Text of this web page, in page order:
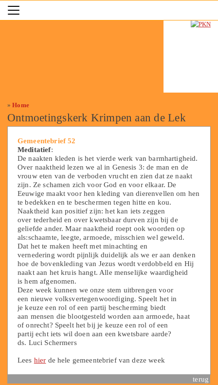
»Home
Ontmoetingskerk Krimpen aan de Lek
Gemeentebrief 52
Meditatief:
De naakten kleden is het vierde werk van barmhartigheid.
Over naaktheid lezen we al in Genesis 3: de man en de
vrouw eten van de verboden vrucht en zien dat ze naakt
zijn. Ze schamen zich voor God en voor elkaar. De
Eeuwige maakt voor hen kleding van dierenvellen om hen
te bedekken en te beschermen tegen hitte en kou.
Naaktheid kan positief zijn: het kan iets zeggen
over tederheid en over kwetsbaar durven zijn bij de
geliefde ander. Maar naaktheid roept ook woorden op
als:schaamte, leegte, armoede, misschien wel geweld.
Dat het te maken heeft met minachting en
vernedering wordt pijnlijk duidelijk als we er aan denken
hoe de bovenkleding van Jezus wordt verdobbeld en Hij
naakt aan het kruis hangt. Alle menselijke waardigheid
is hem afgenomen.
Deze week kunnen we onze stem uitbrengen voor
een nieuwe volksvertegenwoordiging. Speelt het in
je keuze een rol of een partij bescherming biedt
aan mensen die blootgesteld worden aan armoede, haat
of onrecht? Speelt het bij je keuze een rol of een
partij echt iets wil doen aan een kwetsbare aarde?
ds. Luci Schermers
Lees hier de hele gemeentebrief van deze week
terug